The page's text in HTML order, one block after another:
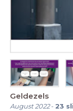
Geldezels
August 2022- 23